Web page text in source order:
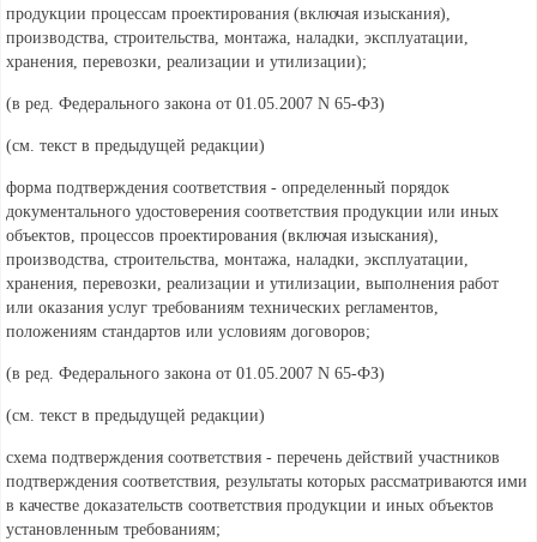
продукции процессам проектирования (включая изыскания),
производства, строительства, монтажа, наладки, эксплуатации,
хранения, перевозки, реализации и утилизации);
(в ред. Федеральногозакона от 01.05.2007 N 65-ФЗ)
(см. текст в предыдущейредакции)
форма подтверждения соответствия - определенный порядок
документального удостоверения соответствия продукции или иных
объектов, процессов проектирования (включая изыскания),
производства, строительства, монтажа, наладки, эксплуатации,
хранения, перевозки, реализации и утилизации, выполнения работ
или оказания услуг требованиям технических регламентов,
положениям стандартов или условиям договоров;
(в ред. Федеральногозакона от 01.05.2007 N 65-ФЗ)
(см. текст в предыдущейредакции)
схема подтверждения соответствия - перечень действий участников
подтверждения соответствия, результаты которых рассматриваются ими
в качестве доказательств соответствия продукции и иных объектов
установленным требованиям;